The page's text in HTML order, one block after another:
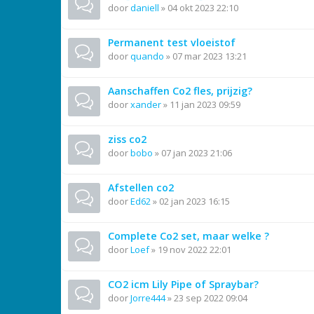
doordaniell » 04 okt 2023 22:10
Permanent test vloeistof
doorquando » 07 mar 2023 13:21
Aanschaffen Co2 fles, prijzig?
doorxander» 11 jan 2023 09:59
ziss co2
doorbobo » 07 jan 2023 21:06
Afstellen co2
doorEd62» 02 jan 2023 16:15
Complete Co2 set, maar welke ?
doorLoef» 19 nov 2022 22:01
CO2 icm Lily Pipe of Spraybar?
doorJorre444»23 sep 2022 09:04